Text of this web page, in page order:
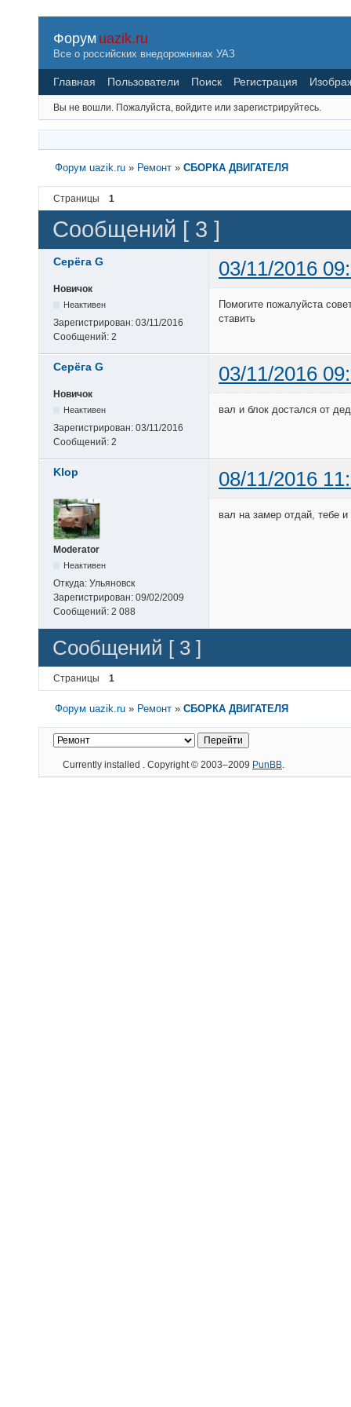
Форум uazik.ru
Все о российских внедорожниках УАЗ
Главная Пользователи Поиск Регистрация
Вы не вошли. Пожалуйста, войдите или зарегистрируйтесь.
Форум uazik.ru » Ремонт » СБОРКА ДВИГАТЕЛЯ
Страницы 1
Сообщений [ 3 ]
Серёга G 03/11/2016
Новичок
Неактивен
Зарегистрирован: 03/11/2016
Сообщений: 2
Помогите пожалуйста
ставить
Серёга G 03/11/2016
Новичок
Неактивен
Зарегистрирован: 03/11/2016
Сообщений: 2
вал и блок достался от
Klop 08/11/2016
Moderator
Неактивен
Откуда: Ульяновск
Зарегистрирован: 09/02/2009
Сообщений: 2 088
вал на замер отдай, тебе
Сообщений [ 3 ]
Страницы 1
Форум uazik.ru » Ремонт » СБОРКА ДВИГАТЕЛЯ
Currently installed . Copyright © 2003–2009 PunBB